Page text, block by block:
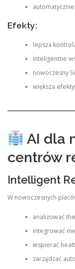
Efekty:
lepsza
inteligentne
nowoczesny
większa
AI dla
centrów
Intelligent
W nowoczesnych
analizować
integrować
wspierać
zarządzać